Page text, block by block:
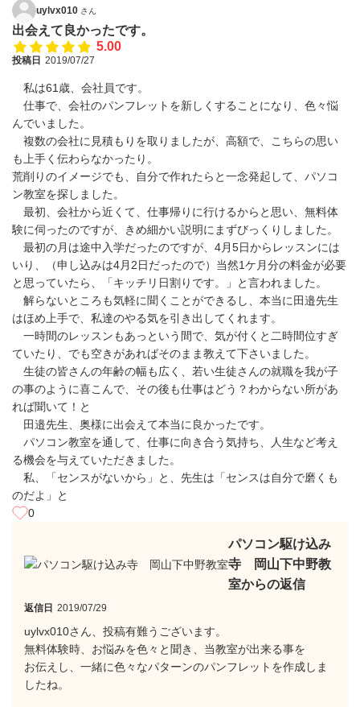
uylvx010 さん
出会えて良かったです。
5.00
投稿日 2019/07/27
私は61歳、会社員です。
仕事で、会社のパンフレットを新しくすることになり、色々悩
んでいました。
複数の会社に見積もりを取りましたが、高額で、こちらの思い
も上手く伝わらなかったり。
荒削りのイメージでも、自分で作れたらと一念発起して、パソコ
ン教室を探しました。
最初、会社から近くて、仕事帰りに行けるからと思い、無料体
験に伺ったのですが、きめ細かい説明にまずびっくりしました。
最初の月は途中入学だったのですが、4月5日からレッスンには
いり、（申し込みは4月2日だったので）当然1ケ月分の料金が必要
と思っていたら、「キッチリ日割りです。」と言われました。
解らないところも気軽に聞くことができるし、本当に田邉先生
はほめ上手で、私達のやる気を引き出してくれます。
一時間のレッスンもあっという間で、気が付くと二時間位すぎ
ていたり、でも空きがあればそのまま教えて下さいました。
生徒の皆さんの年齢の幅も広く、若い生徒さんの就職を我が子
の事のように喜こんで、その後も仕事はどう？わからない所があ
れば聞いて！と
田邉先生、奥様に出会えて本当に良かったです。
パソコン教室を通して、仕事に向き合う気持ち、人生など考え
る機会を与えていただきました。
私、「センスがないから」と、先生は「センスは自分で磨くも
のだよ」と
0
パソコン駆け込み
寺 岡山下中野教
室からの返信
返信日 2019/07/29
uylvx010さん、投稿有難うございます。
無料体験時、お悩みを色々と聞き、当教室が出来る事を
お伝えし、一緒に色々なパターンのパンフレットを作成しま
したね。